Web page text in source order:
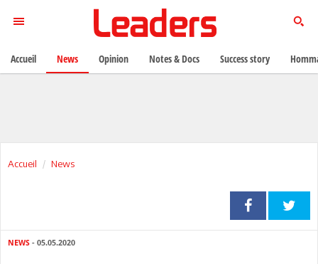
Accueil News
NEWS - 05.05.2020
Accueil News Opinion Notes & Docs Success story